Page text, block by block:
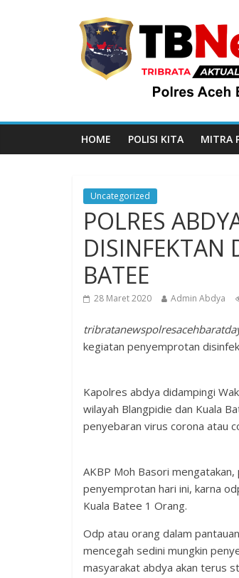
HOME POLISI KITA MITRA
Uncategorized
POLRES
DISINFEKTAN
BATEE
28 Maret 2020 Admin Abdya
kegiatan penyemprotan
Kapolres abdya didampingi
wilayah Blangpidie dan Kuala
penyebaran virus corona atau
AKBP Moh Basori
penyemprotan hari ini, karna
Kuala Batee 1 Orang.
Odp atau orang dalam
mencegah sedini mungkin
masyarakat abdya akan terus